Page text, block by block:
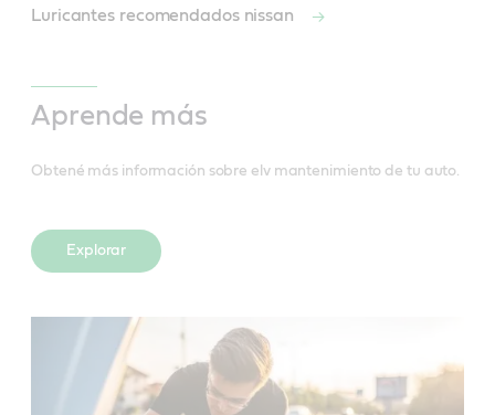
Luricantes recomendados nissan
Aprende más
Obtené más información sobre elv mantenimiento de tu auto.
Explorar